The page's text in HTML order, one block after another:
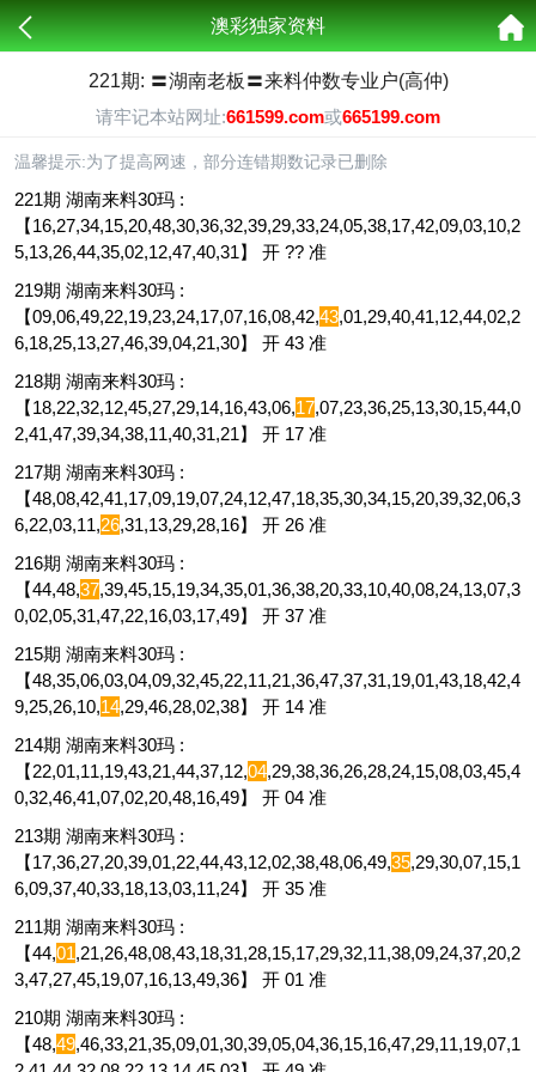
澳彩独家资料
221期: 〓湖南老板〓来料仲数专业户(高仲)
请牢记本站网址:661599.com或665199.com
温馨提示:为了提高网速，部分连错期数记录已删除
221期 湖南来料30玛 :
【16,27,34,15,20,48,30,36,32,39,29,33,24,05,38,17,42,09,03,10,2
5,13,26,44,35,02,12,47,40,31】 开 ?? 准
219期 湖南来料30玛 :
【09,06,49,22,19,23,24,17,07,16,08,42,43,01,29,40,41,12,44,02,2
6,18,25,13,27,46,39,04,21,30】 开 43 准
218期 湖南来料30玛 :
【18,22,32,12,45,27,29,14,16,43,06,17,07,23,36,25,13,30,15,44,0
2,41,47,39,34,38,11,40,31,21】 开 17 准
217期 湖南来料30玛 :
【48,08,42,41,17,09,19,07,24,12,47,18,35,30,34,15,20,39,32,06,3
6,22,03,11,26,31,13,29,28,16】 开 26 准
216期 湖南来料30玛 :
【44,48,37,39,45,15,19,34,35,01,36,38,20,33,10,40,08,24,13,07,3
0,02,05,31,47,22,16,03,17,49】 开 37 准
215期 湖南来料30玛 :
【48,35,06,03,04,09,32,45,22,11,21,36,47,37,31,19,01,43,18,42,4
9,25,26,10,14,29,46,28,02,38】 开 14 准
214期 湖南来料30玛 :
【22,01,11,19,43,21,44,37,12,04,29,38,36,26,28,24,15,08,03,45,4
0,32,46,41,07,02,20,48,16,49】 开 04 准
213期 湖南来料30玛 :
【17,36,27,20,39,01,22,44,43,12,02,38,48,06,49,35,29,30,07,15,1
6,09,37,40,33,18,13,03,11,24】 开 35 准
211期 湖南来料30玛 :
【44,01,21,26,48,08,43,18,31,28,15,17,29,32,11,38,09,24,37,20,2
3,47,27,45,19,07,16,13,49,36】 开 01 准
210期 湖南来料30玛 :
【48,49,46,33,21,35,09,01,30,39,05,04,36,15,16,47,29,11,19,07,1